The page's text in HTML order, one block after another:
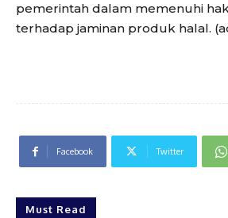
pemerintah dalam memenuhi
terhadap jaminan produk halal.
Facebook Twitter
Must Read